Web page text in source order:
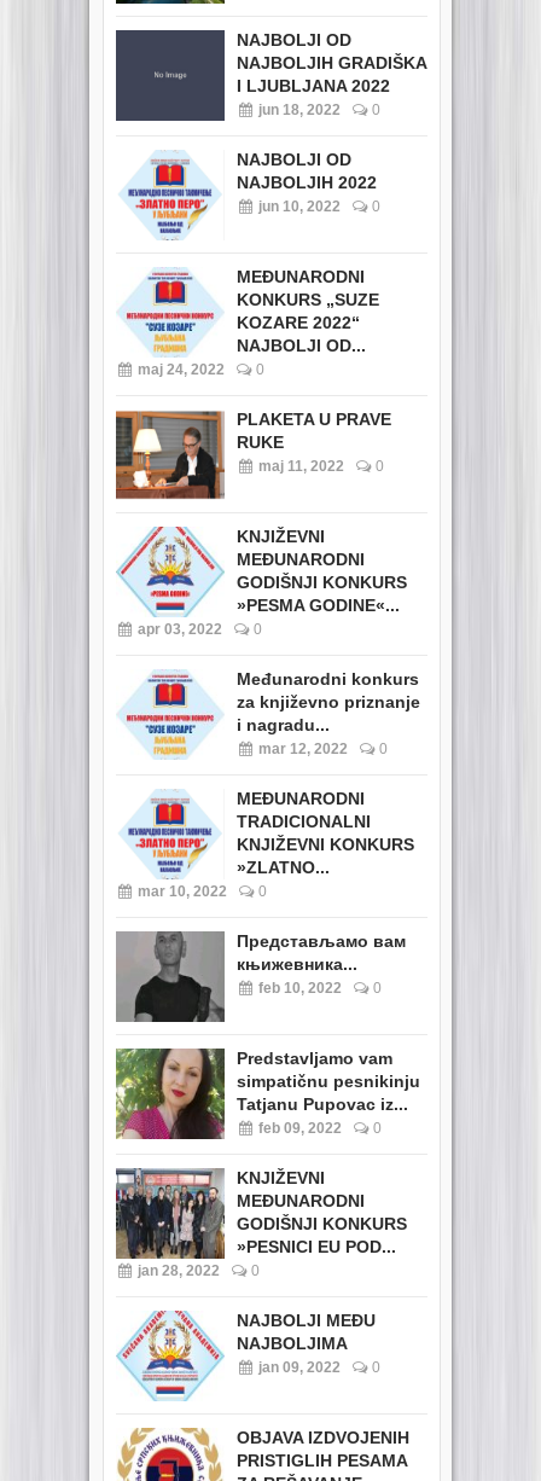
NAJBOLJI OD
NAJBOLJIH GRADIŠKA
I LJUBLJANA 2022
jun 18, 2022 0
NAJBOLJI OD
NAJBOLJIH 2022
jun 10, 2022 0
MEĐUNARODNI
KONKURS „SUZE
KOZARE 2022“
NAJBOLJI OD...
maj 24, 2022 0
PLAKETA U PRAVE
RUKE
maj 11, 2022 0
KNJIŽEVNI
MEĐUNARODNI
GODIŠNJI KONKURS
»PESMA GODINE«...
apr 03, 2022 0
Međunarodni konkurs
za književno priznanje
i nagradu...
mar 12, 2022 0
MEĐUNARODNI
TRADICIONALNI
KNJIŽEVNI KONKURS
»ZLATNO...
mar 10, 2022 0
Представљамо вам
књижевника...
feb 10, 2022 0
Predstavljamo vam
simpatičnu pesnikinju
Tatjanu Pupovac iz...
feb 09, 2022 0
KNJIŽEVNI
MEĐUNARODNI
GODIŠNJI KONKURS
»PESNICI EU POD...
jan 28, 2022 0
NAJBOLJI MEĐU
NAJBOLJIMA
jan 09, 2022 0
OBJAVA IZDVOJENIH
PRISTIGLIH PESAMA